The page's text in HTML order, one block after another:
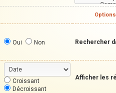
Oui Non Rechercher
Croissant
Décroissant
Afficher les